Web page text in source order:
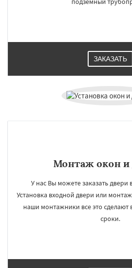
ЗАКАЗАТЬ
Монтаж окон и
У нас Вы можете заказать двери
Установка входной двери или
наши монтажники все это
сроки.